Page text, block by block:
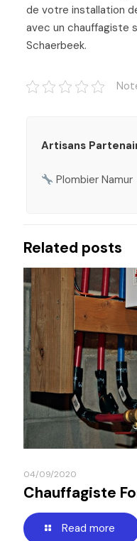
de votre installation
avec un chauffagiste
Schaerbeek.
Artisans
Plombier Namur
Related posts
04/09/2020
Chauffagiste
Read more